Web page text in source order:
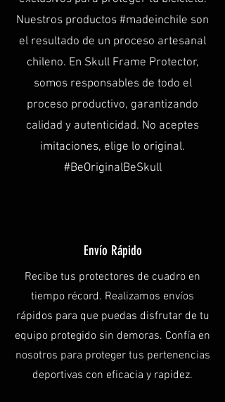
Nuestros productos #madeinchile son
el resultado de un proceso artesanal
chileno. En Skull Frame Protector,
somos responsables de todo el
proceso productivo, garantizando
calidad y autenticidad. No aceptes
imitaciones, elige lo original.
#BeOriginalBeSkull
Envío Rápido
Recibe tus protectores de cuadro en
tiempo récord. Realizamos envíos
rápidos para que puedas disfrutar de tu
equipo protegido sin demoras. Confía en
nosotros para proteger tus pertenencias
deportivas con eficacia y rapidez.